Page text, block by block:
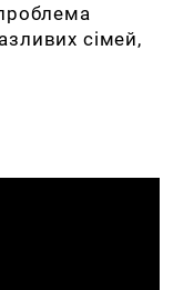
сімей,